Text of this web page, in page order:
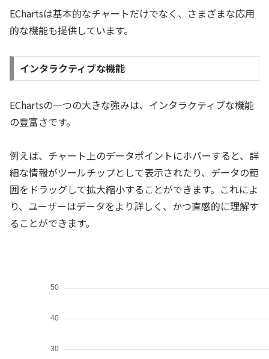
EChartsは基本的なチャートだけでなく、さまざまな応用
的な機能も提供しています。
インタラクティブな機能
EChartsの一つの大きな強みは、インタラクティブな機能
の豊富さです。
例えば、チャート上のデータポイントにホバーすると、詳
細な情報がツールチップとして表示されたり、データの範
囲をドラッグして拡大縮小することができます。これによ
り、ユーザーはデータをより詳しく、かつ直感的に理解す
ることができます。